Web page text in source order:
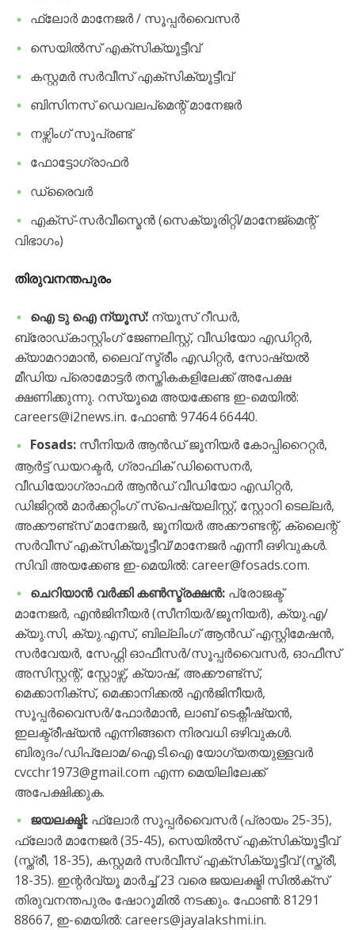
​ഫ്ലോർ മാനേജർ / സൂപ്പർവൈസർ
​സെയിൽസ് എക്സിക്യൂട്ടീവ്
​കസ്റ്റമർ സർവീസ് എക്സിക്യൂട്ടീവ്
​ബിസിനസ് ഡെവലപ്മെന്റ് മാനേജർ
​നഴ്സിംഗ് സൂപ്രണ്ട്
​ഫോട്ടോഗ്രാഫർ
​ഡ്രൈവർ
​എക്സ്-സർവീസ്മെൻ (സെക്യൂരിറ്റി/മാനേജ്മെന്റ്
വിഭാഗം)
തിരുവനന്തപുരം
ഐ ടു ഐ ന്യൂസ്:ന്യൂസ് റീഡർ,
ബ്രോഡ്കാസ്റ്റിംഗ് ജേണലിസ്റ്റ്, വീഡിയോ എഡിറ്റർ,
ക്യാമറാമാൻ, ലൈവ് സ്ട്രീം എഡിറ്റർ, സോഷ്യൽ
മീഡിയ പ്രൊമോട്ടർ തസ്തികകളിലേക്ക് അപേക്ഷ
ക്ഷണിക്കുന്നു. റസ്യൂമെ അയക്കേണ്ട ഇ-മെയിൽ:
careers@i2news.in. ഫോൺ: 97464 66440.
Fosads:സീനിയർ ആൻഡ് ജൂനിയർ കോപ്പിറൈറ്റർ,
ആർട്ട് ഡയറക്ടർ, ഗ്രാഫിക് ഡിസൈനർ,
വീഡിയോഗ്രാഫർ ആൻഡ് വീഡിയോ എഡിറ്റർ,
ഡിജിറ്റൽ മാർക്കറ്റിംഗ് സ്പെഷ്യലിസ്റ്റ്, സ്റ്റോറി ടെല്ലർ,
അക്കൗണ്ട്സ് മാനേജർ, ജൂനിയർ അക്കൗണ്ടന്റ്, ക്ലൈന്റ്
സർവീസ് എക്സിക്യൂട്ടീവ്/മാനേജർ എന്നീ ഒഴിവുകൾ.
സിവി അയക്കേണ്ട ഇ-മെയിൽ: career@fosads.com.
ചെറിയാൻ വർക്കി കൺസ്ട്രക്ഷൻ:പ്രോജക്ട്
മാനേജർ, എൻജിനീയർ (സീനിയർ/ജൂനിയർ), ക്യു.എ/
ക്യു.സി, ക്യു.എസ്, ബില്ലിംഗ് ആൻഡ് എസ്റ്റിമേഷൻ,
സർവേയർ, സേഫ്റ്റി ഓഫീസർ/സൂപ്പർവൈസർ, ഓഫീസ്
അസിസ്റ്റന്റ്, സ്റ്റോഴ്സ്, ക്യാഷ്, അക്കൗണ്ട്സ്,
മെക്കാനിക്സ്, മെക്കാനിക്കൽ എൻജിനീയർ,
സൂപ്പർവൈസർ/ഫോർമാൻ, ലാബ് ടെക്നീഷ്യൻ,
ഇലക്ട്രീഷ്യൻ എന്നിങ്ങനെ നിരവധി ഒഴിവുകൾ.
ബിരുദം/ഡിപ്ലോമ/ഐ.ടി.ഐ യോഗ്യതയുള്ളവർ
cvcchr1973@gmail.com എന്ന മെയിലിലേക്ക്
അപേക്ഷിക്കുക.
ജയലക്ഷ്മി:ഫ്ലോർ സൂപ്പർവൈസർ (പ്രായം 25-35),
ഫ്ലോർ മാനേജർ (35-45), സെയിൽസ് എക്സിക്യൂട്ടീവ്
(സ്ത്രീ, 18-35), കസ്റ്റമർ സർവീസ് എക്സിക്യൂട്ടീവ് (സ്ത്രീ,
18-35). ഇന്റർവ്യൂ മാർച്ച് 23 വരെ ജയലക്ഷ്മി സിൽക്സ്
തിരുവനന്തപുരം ഷോറൂമിൽ നടക്കും. ഫോൺ: 81291
88667, ഇ-മെയിൽ: careers@jayalakshmi.in.